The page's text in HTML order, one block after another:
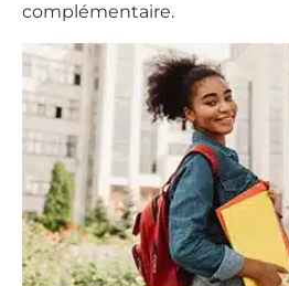
complémentaire.